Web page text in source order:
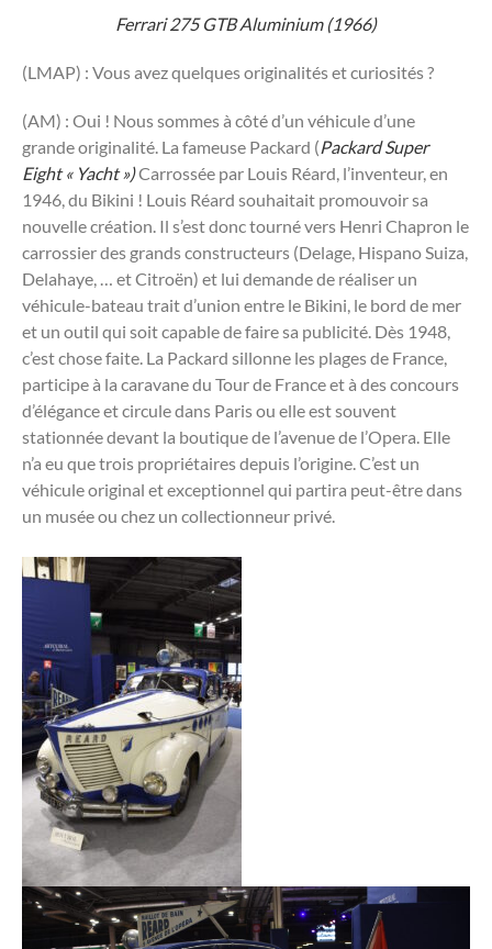
Ferrari 275 GTB Aluminium (1966)
(LMAP) : Vous avez quelques originalités et curiosités ?
(AM) : Oui ! Nous sommes à côté d’un véhicule d’une
grande originalité. La fameuse Packard (Packard Super
Eight « Yacht »)Carrossée par Louis Réard, l’inventeur, en
1946, du Bikini ! Louis Réard souhaitait promouvoir sa
nouvelle création. Il s’est donc tourné vers Henri Chapron le
carrossier des grands constructeurs (Delage, Hispano Suiza,
Delahaye, … et Citroën) et lui demande de réaliser un
véhicule-bateau trait d’union entre le Bikini, le bord de mer
et un outil qui soit capable de faire sa publicité. Dès 1948,
c’est chose faite. La Packard sillonne les plages de France,
participe à la caravane du Tour de France et à des concours
d’élégance et circule dans Paris ou elle est souvent
stationnée devant la boutique de l’avenue de l’Opera. Elle
n’a eu que trois propriétaires depuis l’origine. C’est un
véhicule original et exceptionnel qui partira peut-être dans
un musée ou chez un collectionneur privé.